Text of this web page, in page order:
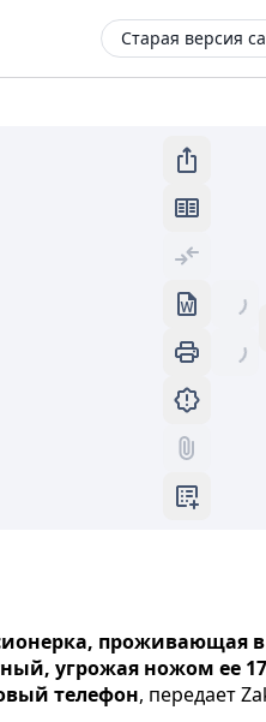
Старая версия
проживающая
угрожая ножом ее
телефон, передает